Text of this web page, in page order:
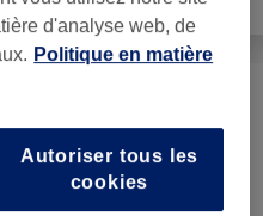
des pieds
à partir de 15 €
d'analyse web, de
Politique en matière
Autoriser tous les
cookies